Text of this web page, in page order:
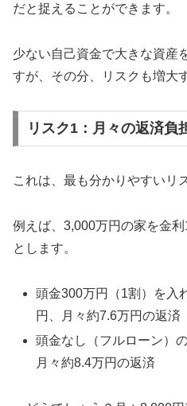
だと捉えることができます。
少ない自己資金で大きな資産
すが、その分、リスクも増大
リスク1：月々の返済負
これは、最も分かりやすいリ
例えば、3,000万円の家を金
とします。
頭金300万円（1割）を入
円、月々約7.6万円の返済
頭金なし（フルローン）
月々約8.4万円の返済